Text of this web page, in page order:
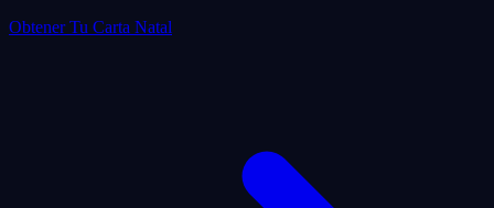
Obtener Tu Carta Natal